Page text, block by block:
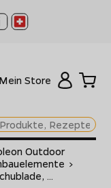
Mein Store
Outdoor
>
...